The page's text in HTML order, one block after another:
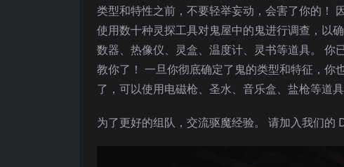
类型和特性之前，不要轻举妄动，会害了你的！
使用数十种灵探工具对鬼屋中的鬼进行调查，以
数器、热像仪、灵盒、温度计、灵书等道具。 你
教你了！ 一旦你彻底确定了鬼的类型和特征，你
了，可以使用电磁枪、圣水、音乐盒、盐枪等道
为了更好的组队，交流驱魔经验。 请加入我们